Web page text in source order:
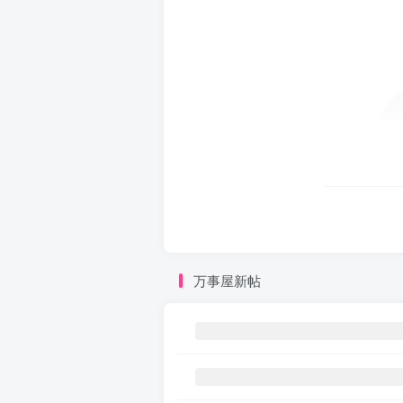
万事屋新帖